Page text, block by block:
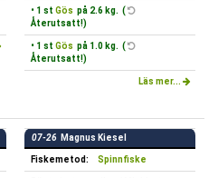
• 1 st Gös på 2.6 kg. (
Återutsatt!)
• 1 st Gös på 1.0 kg. (
Återutsatt!)
Läs mer...
07-26 Magnus Kiesel
Fiskemetod: Spinnfiske